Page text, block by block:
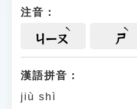
貓頭鷹博士
注音：
ㄐㄧㄡ ㄕ
漢語拼音：
jiù shì